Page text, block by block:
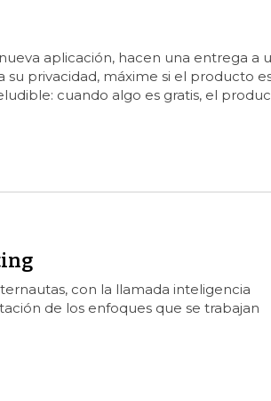
aplicación, hacen una entrega a
privacidad, máxime si el producto
cuando algo es gratis, el
con la llamada inteligencia
de los enfoques que se trabajan